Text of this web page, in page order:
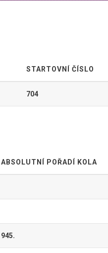
STARTOVNÍ ČÍSLO
704
ABSOLUTNÍ POŘADÍ KOLA
945.